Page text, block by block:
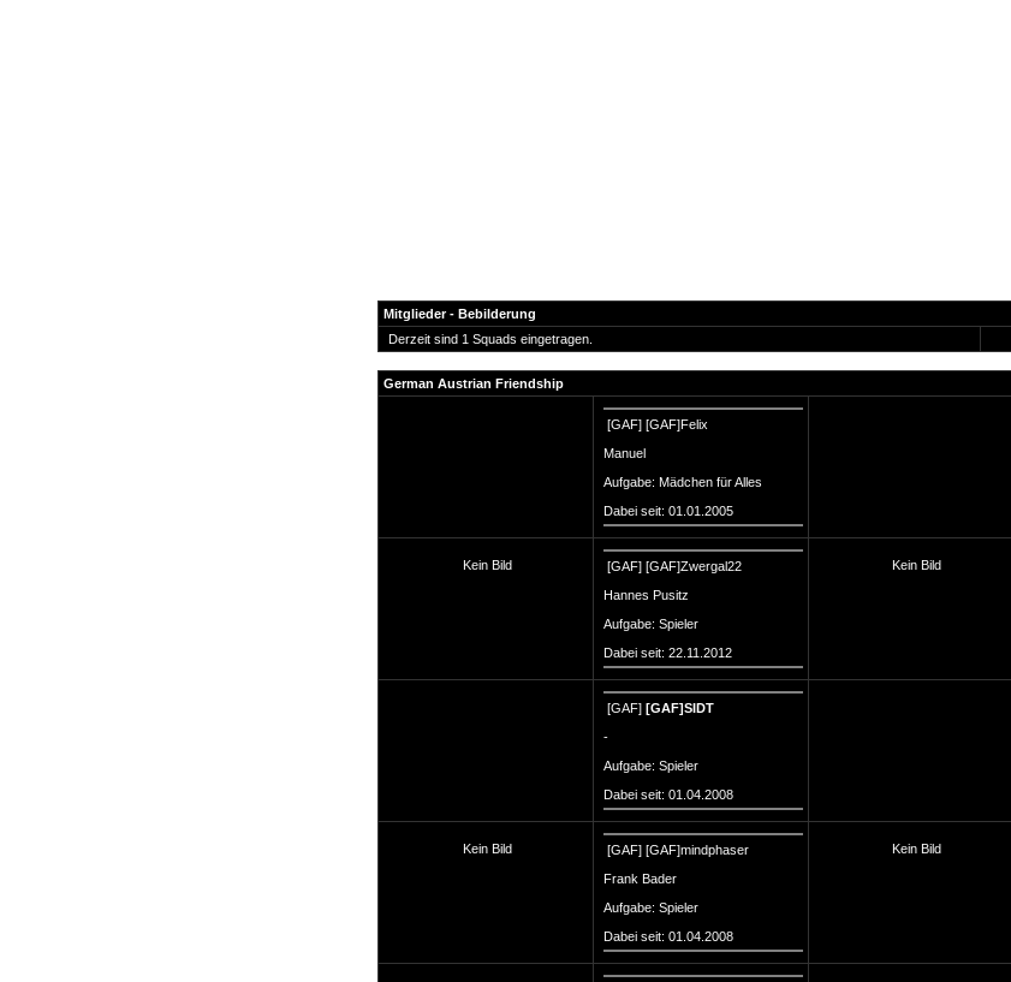
Mitglieder - Bebilderung
Derzeit sind 1 Squads eingetragen.
German Austrian Friendship
[GAF] [GAF]Felix
Manuel
Aufgabe: Mädchen für Alles
Dabei seit: 01.01.2005
Kein Bild [GAF] [GAF]Zwergal22
Hannes Pusitz
Aufgabe: Spieler
Dabei seit: 22.11.2012
Kein Bild
[GAF] [GAF]SIDT
-
Aufgabe: Spieler
Dabei seit: 01.04.2008
Kein Bild [GAF] [GAF]mindphaser
Frank Bader
Aufgabe: Spieler
Dabei seit: 01.04.2008
Kein Bild